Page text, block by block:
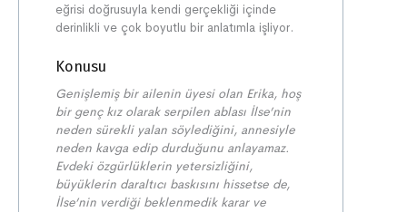
eğrisi doğrusuyla kendi gerçekliği içinde
derinlikli ve çok boyutlu bir anlatımla işliyor.
Konusu
Genişlemiş bir ailenin üyesi olan Erika, hoş
bir genç kız olarak serpilen ablası İlse’nin
neden sürekli yalan söylediğini, annesiyle
neden kavga edip durduğunu anlayamaz.
Evdeki özgürlüklerin yetersizliğini,
büyüklerin daraltıcı baskısını hissetse de,
İlse’nin verdiği beklenmedik karar ve